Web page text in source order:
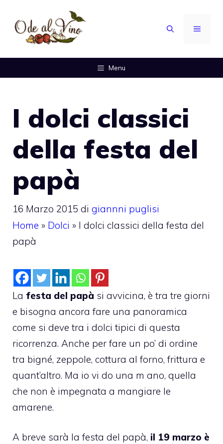
contenuto
MENU
Menu
I dolci classici
della festa del
papà
16 Marzo 2015 di giannni puglisi
Home » Dolci » I dolci classici della festa del
papà
La festa del papà si avvicina, è tra tre giorni
e bisogna ancora fare una panoramica
come si deve tra i dolci tipici di questa
ricorrenza. Anche per fare un po’ di ordine
tra bigné, zeppole, cottura al forno, frittura e
quant’altro. Ma io vi do una m ano, quella
che non è impegnata a mangiare le
amarene.
A breve sarà la festa del papà, il 19 marzo è